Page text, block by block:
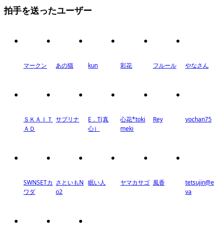
拍手を送ったユーザー
マークン あの猫 kun 彩花 フルール やなさん
ＳＫＡＩＴ
ＡＤ
サブリナ
E．T(真
心）
心花*toki
meki
Rey yochan75
SWNSETカ
ワダ
さといもN
o2
眠い人 ヤマカサゴ 風香
tetsujin@e
va